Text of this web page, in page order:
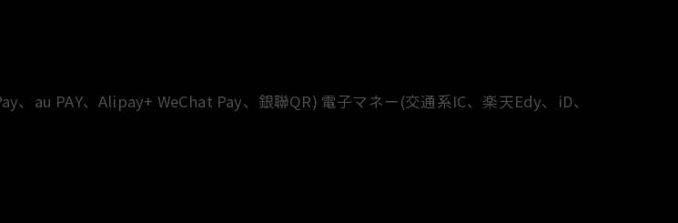
au PAY、Alipay+ WeChat Pay、銀聯QR) 電子マネー(交通系IC、楽天Edy、iD、